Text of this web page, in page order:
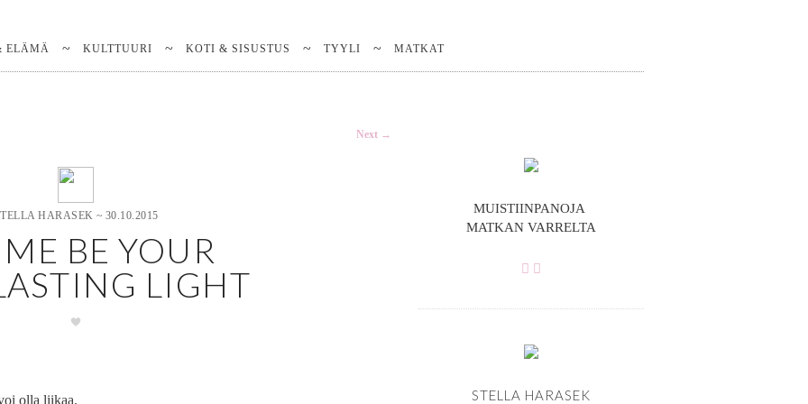
ELÄMÄ KULTTUURI KOTI & SISUSTUS TYYLI MATKAT
Next →
HARASEK ~ 30.10.2015
BE YOUR
LIGHT
olla liikaa.
MUISTIINPANOJA
MATKAN VARRELTA
STELLA HARASEK